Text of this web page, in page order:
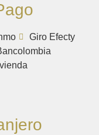
Giro Efecty